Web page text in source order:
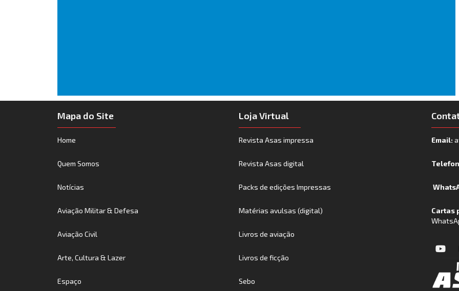
Mapa do Site
Home
Quem Somos
Notícias
Aviação Militar & Defesa
Aviação Civil
Arte, Cultura & Lazer
Espaço
Loja Virtual
Revista Asas impressa
Revista Asas digital
Packs de edições Impressas
Matérias avulsas (digital)
Livros de aviação
Livros de ficção
Sebo
Email:
Cartas